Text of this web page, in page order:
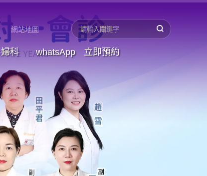
網站地圖
婦科 whatsApp 立即預約